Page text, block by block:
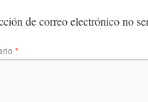
de correo electrónico no
*